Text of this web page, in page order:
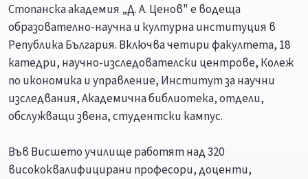
Стопанска академия „Д. А. Ценов" е водеща
образователно-научна и културна институция в
Република България. Включва четири факултета, 18
катедри, научно-изследователски центрове, Колеж
по икономика и управление, Институт за научни
изследвания, Академична библиотека, отдели,
обслужващи звена, студентски кампус.
Във Висшето училище работят над 320
висококвалифицирани професори, доценти,